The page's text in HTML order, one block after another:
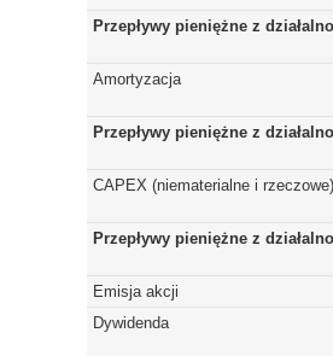
Przepływy pieniężne z
Amortyzacja
Przepływy pieniężne z
CAPEX (niematerialne i rzeczowe)
Przepływy pieniężne z
Emisja akcji
Dywidenda